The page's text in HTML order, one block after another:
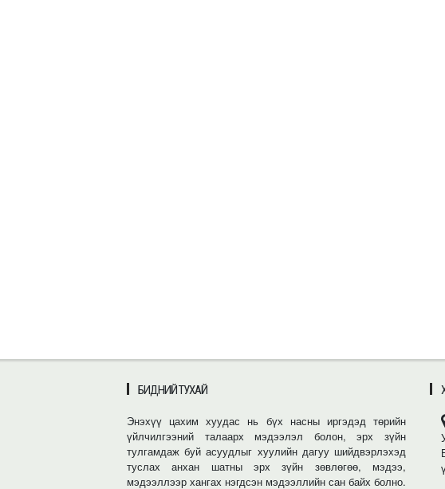
БИДНИЙ ТУХАЙ
Энэхүү цахим хуудас нь бүх насны иргэдэд төрийн
үйлчилгээний талаарх мэдээлэл болон, эрх зүйн
тулгамдаж буй асуудлыг хуулийн дагуу шийдвэрлэхэд
туслах анхан шатны эрх зүйн зөвлөгөө, мэдээ,
мэдээллээр хангах нэгдсэн мэдээллийн сан байх болно.